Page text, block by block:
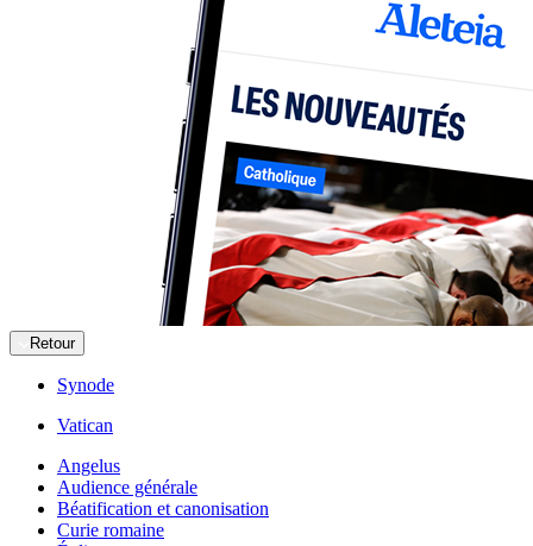
Retour
Synode
Vatican
Angelus
Audience générale
Béatification et canonisation
Curie romaine